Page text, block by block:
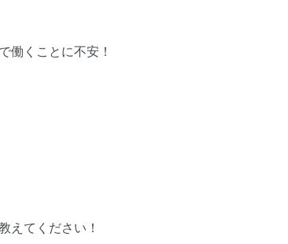
働くことに不安！
えてください！